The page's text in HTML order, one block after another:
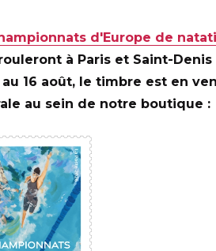
GRAVE ITVFd'Europe de
à Paris et Saint-Denis
16 août, le timbre est en
au sein de notre boutique :